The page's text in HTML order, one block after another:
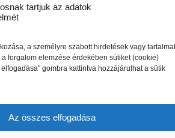
tartjuk az adatok
a személyre szabott hirdetések vagy
forgalom elemzése érdekében sütiket (cookie)
gombra kattintva hozzájárulhat a sütik
Az összes elfogadása